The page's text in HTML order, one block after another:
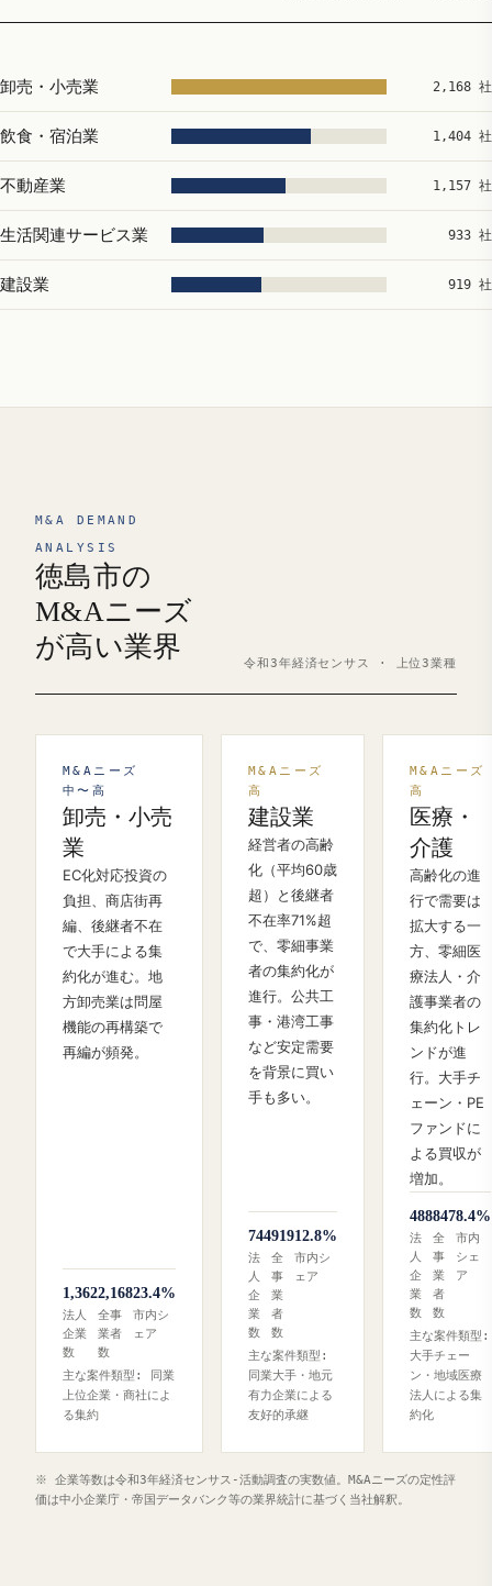
卸売・小売業 2,168 社
飲食・宿泊業 1,404 社
不動産業 1,157 社
生活関連サービス業 933 社
建設業 919 社
M&A DEMAND
ANALYSIS
徳島市の
M&Aニーズ
が高い業界
令和3年経済センサス · 上位3業種
M&Aニーズ
中〜高
卸売・小売
業
EC化対応投資の
負担、商店街再
編、後継者不在
で大手による集
約化が進む。地
方卸売業は問屋
機能の再構築で
再編が頻発。
1,362
法人
企業
数
2,168
全事
業者
数
23.4%
市内シ
ェア
主な案件類型: 同業
上位企業・商社によ
る集約
M&Aニーズ
高
建設業
経営者の高齢
化（平均60歳
超）と後継者
不在率71%超
で、零細事業
者の集約化が
進行。公共工
事・港湾工事
など安定需要
を背景に買い
手も多い。
744
法
人
企
業
数
919
全
事
業
者
数
12.8%
市内シ
ェア
主な案件類型:
同業大手・地元
有力企業による
友好的承継
M&Aニーズ
高
医療・
介護
高齢化の進
行で需要は
拡大する一
方、零細医
療法人・介
護事業者の
集約化トレ
ンドが進
行。大手チ
ェーン・PE
ファンドに
よる買収が
増加。
488
法
人
企
業
数
847
全
事
業
者
数
8.4%
市内
シェ
ア
主な案件類型:
大手チェー
ン・地域医療
法人による集
約化
※ 企業等数は令和3年経済センサス‐活動調査の実数値。M&Aニーズの定性評
価は中小企業庁・帝国データバンク等の業界統計に基づく当社解釈。